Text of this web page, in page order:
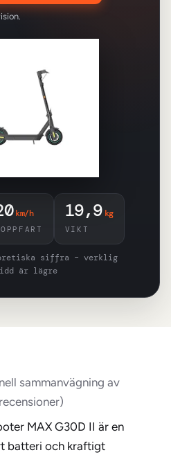
km/h 19,9 kg
VIKT
siffra – verklig
är lägre
sammanvägning av
MAX G30D II är en
batteri och kraftigt